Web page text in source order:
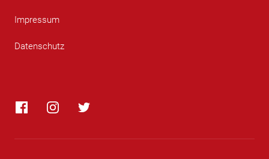
Impressum
Datenschutz
FacebookInstagramTwitter